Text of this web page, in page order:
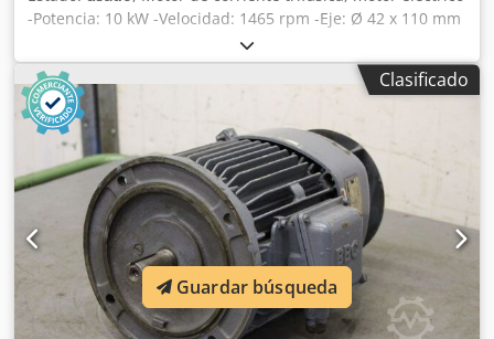
-Potencia: 10 kW -Velocidad: 1465 rpm -Eje: Ø 42 x 110 mm
Dcsdpfxsd Iy Nxs Apvok -Tipo de construcción: B3 -Grado
de protección: IP 33 -Cantidad: 2 unidades disponibles -
Precio: por unidad -Dimensiones: 595/400/A315 mm -Peso:
109 kg
Clasificado
Guardar búsqueda